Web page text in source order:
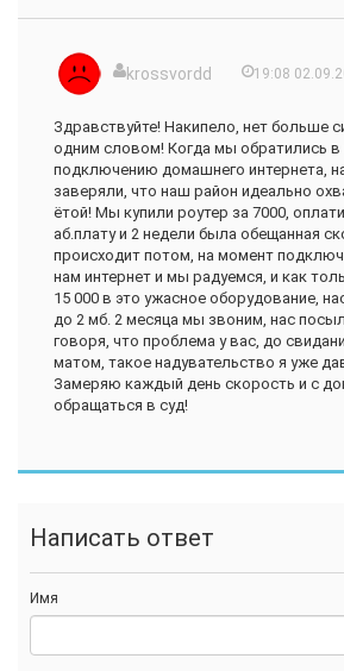
krossvordd 19:08
Здравствуйте! Накипело, нет больше
одним словом! Когда мы обратились
подключению домашнего интернета,
заверяли, что наш район идеально
ётой! Мы купили роутер за 7000,
аб.плату и 2 недели была обещанная
происходит потом, на момент
нам интернет и мы радуемся, и как
15 000 в это ужасное оборудование,
до 2 мб. 2 месяца мы звоним, нас
говоря, что проблема у вас, до
матом, такое надувательство я уже
Замеряю каждый день скорость и с
обращаться в суд!
Написать ответ
Имя